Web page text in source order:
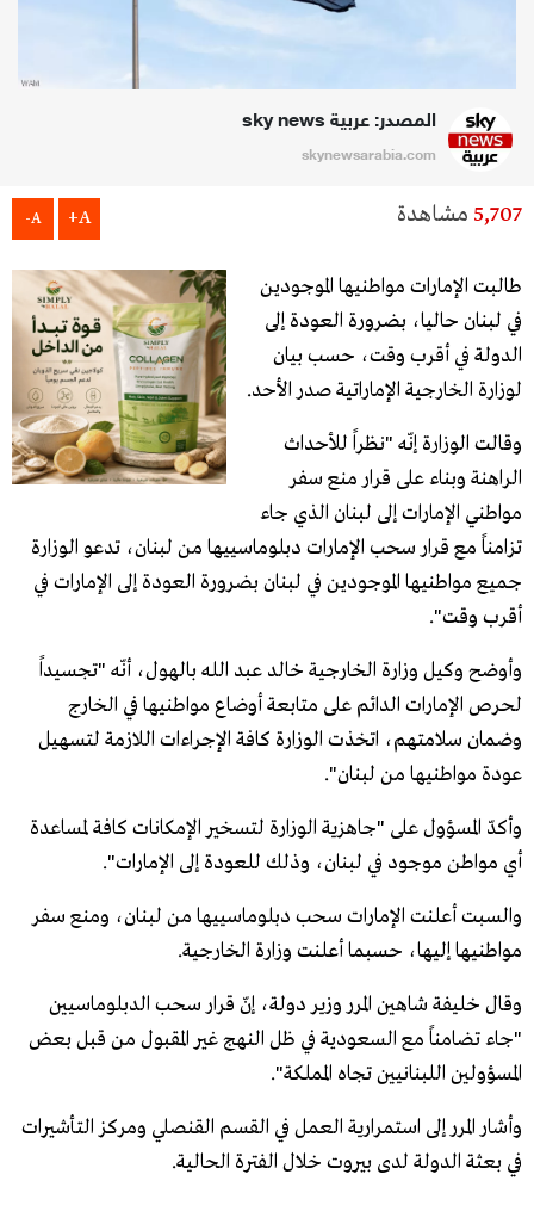
المصدر: عربية sky news
skynewsarabia.com
5,707 مشاهدة A+
A-
طالبت الإمارات مواطنيها الموجودين
في لبنان حاليا، بضرورة العودة إلى
الدولة في أقرب وقت، حسب بيان
لوزارة الخارجية الإماراتية صدر الأحد.
وقالت الوزارة إنّه "نظراً للأحداث
الراهنة وبناء على قرار منع سفر
مواطني الإمارات إلى لبنان الذي جاء
تزامناً مع قرار سحب الإمارات دبلوماسييها من لبنان، تدعو الوزارة
جميع مواطنيها الموجودين في لبنان بضرورة العودة إلى الإمارات في
أقرب وقت".
وأوضح وكيل وزارة الخارجية خالد عبد الله بالهول، أنّه "تجسيداً
لحرص الإمارات الدائم على متابعة أوضاع مواطنيها في الخارج
وضمان سلامتهم، اتخذت الوزارة كافة الإجراءات اللازمة لتسهيل
عودة مواطنيها من لبنان".
وأكدّ المسؤول على "جاهزية الوزارة لتسخير الإمكانات كافة لمساعدة
أي مواطن موجود في لبنان، وذلك للعودة إلى الإمارات".
والسبت أعلنت الإمارات سحب دبلوماسييها من لبنان، ومنع سفر
مواطنيها إليها، حسبما أعلنت وزارة الخارجية.
وقال خليفة شاهين المرر وزير دولة، إنّ قرار سحب الدبلوماسيين
"جاء تضامناً مع السعودية في ظل النهج غير المقبول من قبل بعض
المسؤولين اللبنانيين تجاه المملكة".
وأشار المرر إلى استمرارية العمل في القسم القنصلي ومركز التأشيرات
في بعثة الدولة لدى بيروت خلال الفترة الحالية.